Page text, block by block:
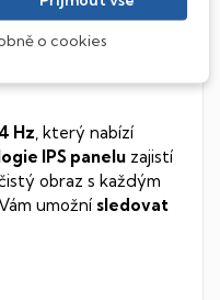
i během temné noci,
nedráždily Váš zrak.
Hz , který nabízí
IPS panelu zajistí
obraz s každým
umožní sledovat
o cookies